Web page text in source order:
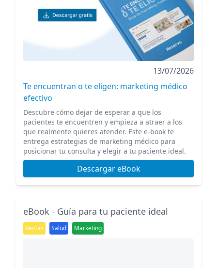
13/07/2026
Te encuentran o te eligen: marketing médico
efectivo
Descubre cómo dejar de esperar a que los
pacientes te encuentren y empieza a atraer a los
que realmente quieres atender. Este e-book te
entrega estrategias de marketing médico para
posicionar tu consulta y elegir a tu paciente ideal.
Descargar eBook
eBook - Guía para tu paciente ideal
Ventas Salud Marketing